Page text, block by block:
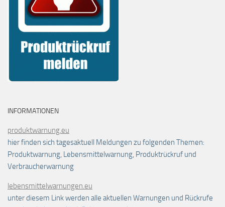
INFORMATIONEN
produktwarnung.eu
hier finden sich tagesaktuell Meldungen zu folgenden Themen:
Produktwarnung, Lebensmittelwarnung, Produktrückruf und
Verbraucherwarnung
lebensmittelwarnungen.eu
unter diesem Link werden alle aktuellen Warnungen und Rückrufe